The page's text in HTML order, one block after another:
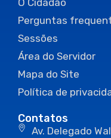
Perguntas
Sessões
Área do Servidor
Mapa do Site
Política de
Contatos
Av. Delegado